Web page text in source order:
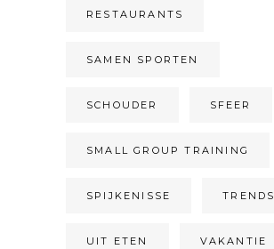
RESTAURANTS
SAMEN SPORTEN
SCHOUDER SFEER
SMALL GROUP TRAINING
SPIJKENISSE TRENDS
UIT ETEN VAKANTIE